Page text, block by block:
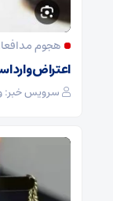
هجوم
اعتراض وارد
سرویس خبر: